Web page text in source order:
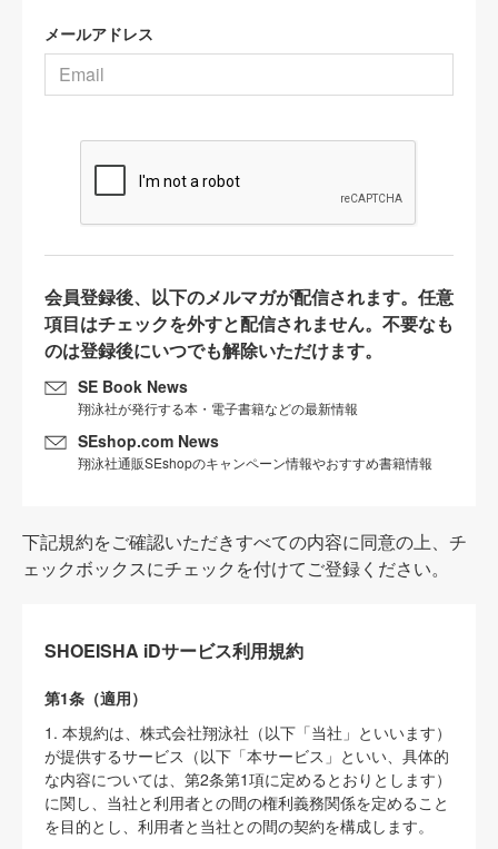
メールアドレス
会員登録後、以下のメルマガが配信されます。任意
項目はチェックを外すと配信されません。不要なも
のは登録後にいつでも解除いただけます。
SE Book News
翔泳社が発行する本・電子書籍などの最新情報
SEshop.com News
翔泳社通販SEshopのキャンペーン情報やおすすめ書籍情報
下記規約をご確認いただきすべての内容に同意の上、チ
ェックボックスにチェックを付けてご登録ください。
SHOEISHA iDサービス利用規約
第1条（適用）
1. 本規約は、株式会社翔泳社（以下「当社」といいます）
が提供するサービス（以下「本サービス」といい、具体的
な内容については、第2条第1項に定めるとおりとします）
に関し、当社と利用者との間の権利義務関係を定めること
を目的とし、利用者と当社との間の契約を構成します。